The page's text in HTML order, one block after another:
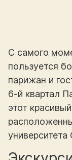
С самого
пользуется
парижан и
6-й квартал
этот